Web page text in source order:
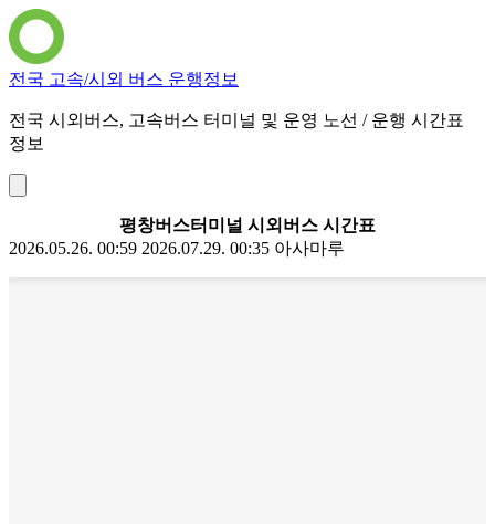
전국 고속/시외 버스 운행정보
전국 시외버스, 고속버스 터미널 및 운영 노선 / 운행 시간표
정보
평창버스터미널 시외버스 시간표
2026.05.26. 00:59 2026.07.29. 00:35 아사마루